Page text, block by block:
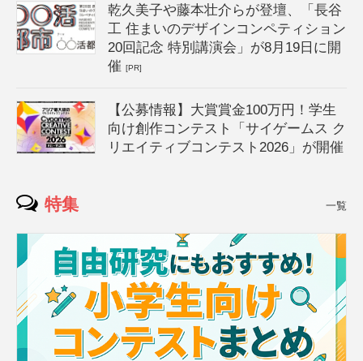
乾久美子や藤本壮介らが登壇、「長谷
工 住まいのデザインコンペティション
20回記念 特別講演会」が8月19日に開
催[PR]
【公募情報】大賞賞金100万円！学生
向け創作コンテスト「サイゲームス ク
リエイティブコンテスト2026」が開催
特集 一覧